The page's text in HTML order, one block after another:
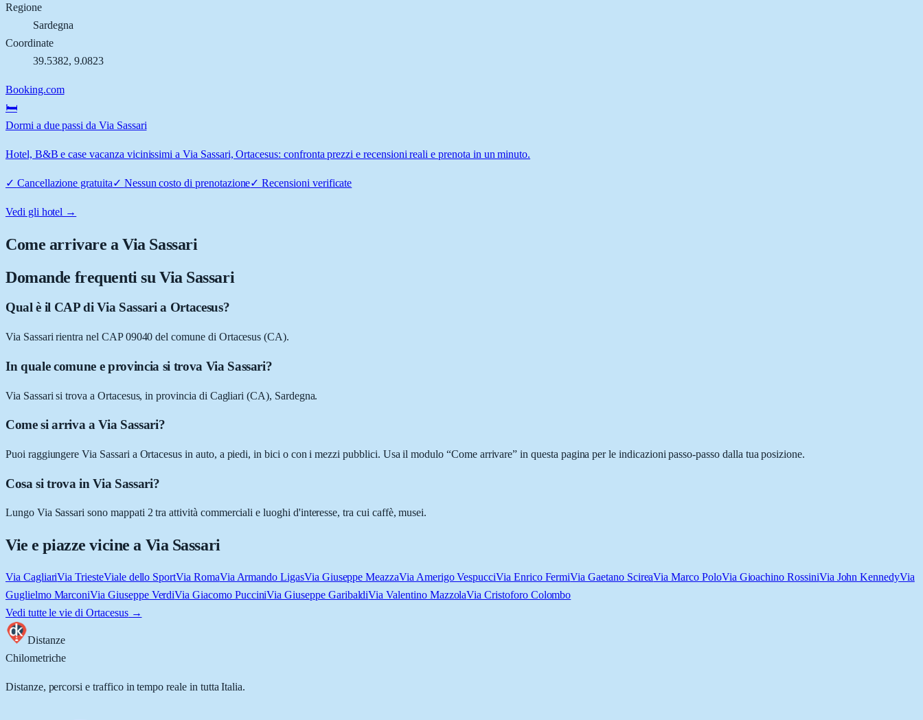
Regione
Sardegna
Coordinate
39.5382, 9.0823
Booking.com
🛏️
Dormi a due passi da Via Sassari
Hotel, B&B e case vacanza vicinissimi a Via Sassari, Ortacesus: confronta prezzi e recensioni reali e prenota in un minuto.
✓ Cancellazione gratuita✓ Nessun costo di prenotazione✓Recensioni verificate
Vedi gli hotel →
Come arrivare aVia Sassari
Domande frequenti su Via Sassari
Qual è il CAP di Via Sassari a Ortacesus?
Via Sassari rientra nel CAP 09040 del comune di Ortacesus (CA).
In quale comune e provincia si trova Via Sassari?
Via Sassari si trova a Ortacesus, in provincia di Cagliari (CA), Sardegna.
Come si arriva a Via Sassari?
Puoi raggiungere Via Sassari a Ortacesus in auto, a piedi, in bici o con i mezzi pubblici. Usa il modulo “Come arrivare” in questa pagina per le indicazioni passo-passo dalla tua posizione.
Cosa si trova in Via Sassari?
Lungo Via Sassari sono mappati 2 tra attività commerciali e luoghi d'interesse, tra cui caffè, musei.
Vie e piazze vicine a Via Sassari
Via CagliariVia TriesteViale dello SportVia RomaVia Armando LigasVia Giuseppe MeazzaVia Amerigo VespucciVia Enrico FermiVia Gaetano ScireaVia Marco PoloVia Gioachino RossiniVia John KennedyVia
Guglielmo MarconiVia Giuseppe VerdiVia Giacomo PucciniVia Giuseppe GaribaldiVia Valentino MazzolaVia Cristoforo Colombo
Vedi tutte le vie di Ortacesus→
Distanze
Chilometriche
Distanze, percorsi e traffico in tempo reale in tutta Italia.